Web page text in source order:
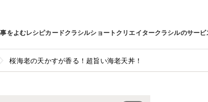
をよむレシピカードクラシルショートクリエイタークラシルのサービ
桜海老の天かすが香る！超旨い海老天丼！